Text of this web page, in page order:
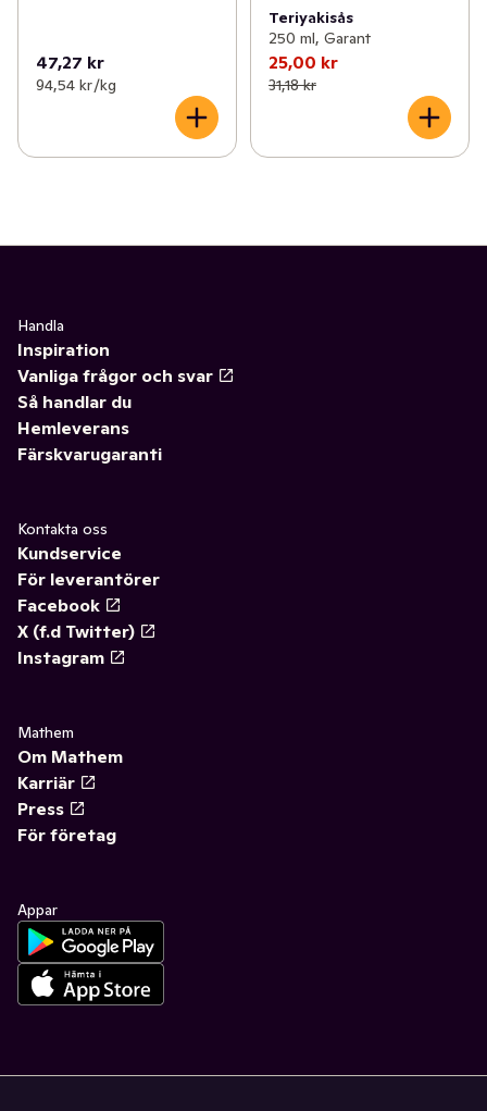
47,27 kr
94,54 kr /kg
Teriyakisås
250 ml, Garant
25,00 kr
31,18 kr
Handla
Inspiration
Vanliga frågor och svar
Så handlar du
Hemleverans
Färskvarugaranti
Kontakta oss
Kundservice
För leverantörer
Facebook
X (f.d Twitter)
Instagram
Mathem
Om Mathem
Karriär
Press
För företag
Appar